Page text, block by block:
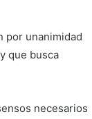
por unanimidad
que busca
necesarios